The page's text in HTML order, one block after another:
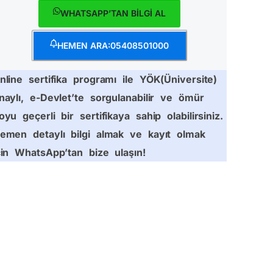
WHATSAPP’TAN BİLGİ AL
HEMEN ARA:05408501000
sertifika programı ile YÖK(Üniversite)
e-Devlet’te sorgulanabilir ve ömür
geçerli bir sertifikaya sahip olabilirsiniz.
detaylı bilgi almak ve kayıt olmak
WhatsApp’tan bize ulaşın!